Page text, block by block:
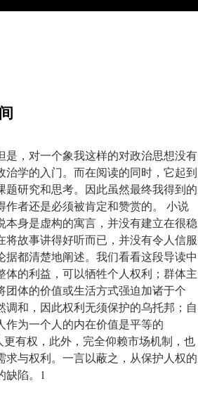
，对一个象我这样的对政治思想没有
学的入门。而在阅读的同时，它起到
研究和思考。因此虽然最终我得到的
者还是必须被肯定和赞赏的。 小说
身是虚构的寓言，并没有建立在很稳
故事讲得好听而已，并没有令人信服
都清楚地阐述。我们看看这段导读中
的利益，可以牺牲个人权利；群体主
团体的价值或生活方式强迫加诸于个
和，因此权利无须保护的乌托邦；自
为一个人的内在价值是平等的
更有权，此外，完全仰赖市场机制，也
与权利。一言以蔽之，从保护人权的
缺陷。1